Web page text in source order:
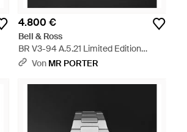
4.800 €
Bell & Ross
BR V3-94 A.5.21 Limited Edition
Automatic Chronograph Stainless
Von MR PORTER